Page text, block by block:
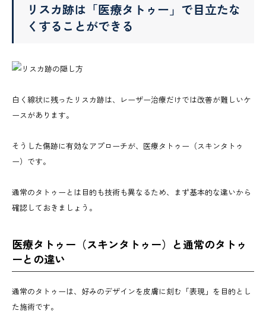
リスカ跡は「医療タトゥー」で目立たな
くすることができる
白く線状に残ったリスカ跡は、レーザー治療だけでは改善が難しいケ
ースがあります。
そうした傷跡に有効なアプローチが、医療タトゥー（スキンタトゥ
ー）です。
通常のタトゥーとは目的も技術も異なるため、まず基本的な違いから
確認しておきましょう。
医療タトゥー（スキンタトゥー）と通常のタトゥ
ーとの違い
通常のタトゥーは、好みのデザインを皮膚に刻む「表現」を目的とし
た施術です。